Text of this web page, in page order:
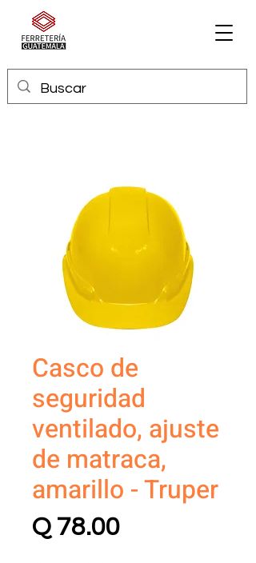
Casco de
seguridad
ventilado, ajuste
de matraca,
amarillo - Truper
Q 78.00Precio